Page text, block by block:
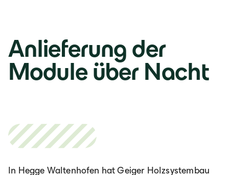
Anlieferung der
Module über Nacht
In Hegge Waltenhofen hat Geiger Holzsystembau
România
Lb. română